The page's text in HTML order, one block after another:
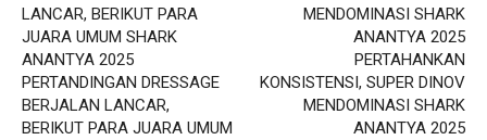
PERTANDINGAN DRESSAGE
BERJALAN LANCAR,
BERIKUT PARA JUARA UMUM
PERTAHANKAN
KONSISTENSI, SUPER DINOV
MENDOMINASI SHARK
ANANTYA 2025